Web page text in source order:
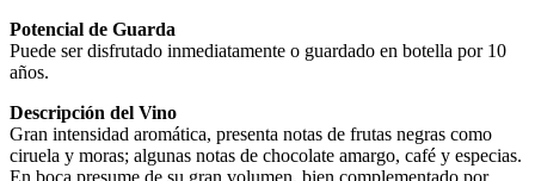
Potencial de Guarda
Puede ser disfrutado inmediatamente o guardado en botella por 10
años.
Descripción del Vino
Gran intensidad aromática, presenta notas de frutas negras como
ciruela y moras; algunas notas de chocolate amargo, café y especias.
En boca presume de su gran volumen, bien complementado por